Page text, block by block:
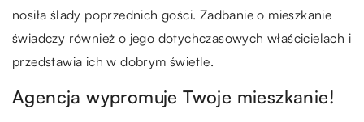
nosiła ślady poprzednich gości. Zadbanie o mieszkanie
świadczy również o jego dotychczasowych właścicielach i
przedstawia ich w dobrym świetle.
Agencja wypromuje Twoje mieszkanie!